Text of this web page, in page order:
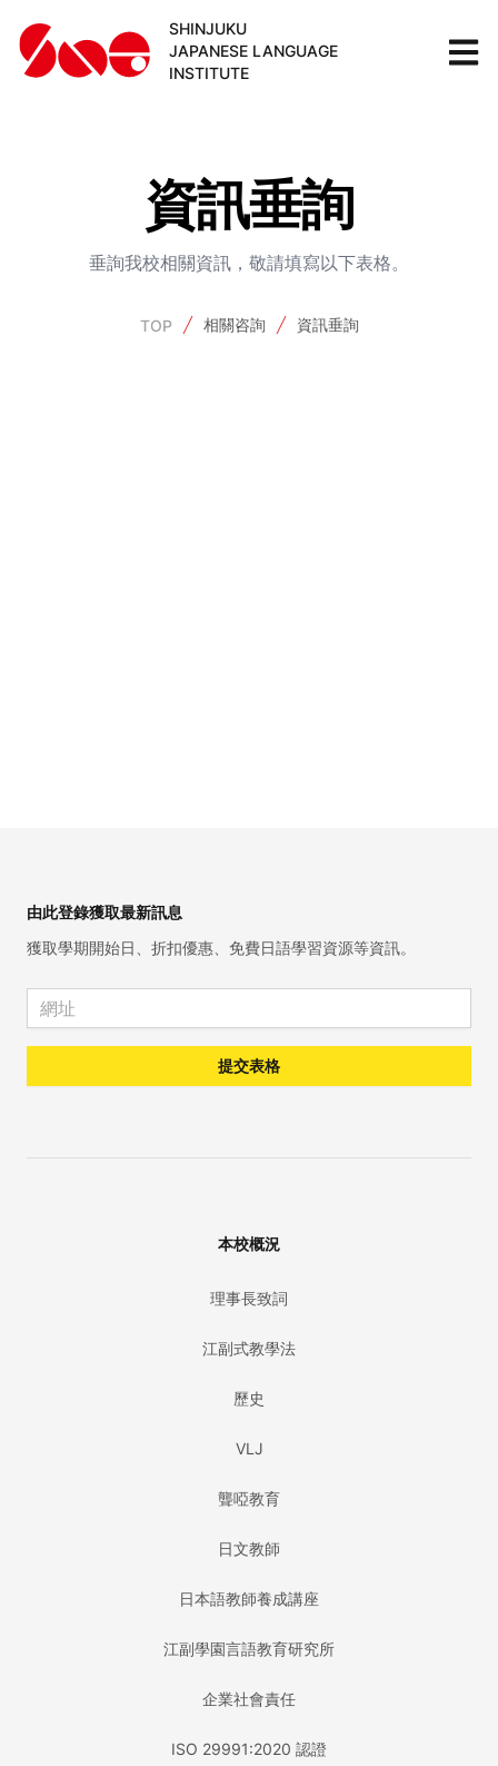
SHINJUKU
JAPANESE LANGUAGE
INSTITUTE
資訊垂詢
垂詢我校相關資訊，敬請填寫以下表格。
TOP 相關咨詢 資訊垂詢
由此登錄獲取最新訊息
獲取學期開始日、折扣優惠、免費日語學習資源等資訊。
Email address
提交表格
本校概況
理事長致詞
江副式教學法
歷史
VLJ
聾啞教育
日文教師
日本語教師養成講座
江副學園言語教育研究所
企業社會責任
ISO 29991:2020 認證